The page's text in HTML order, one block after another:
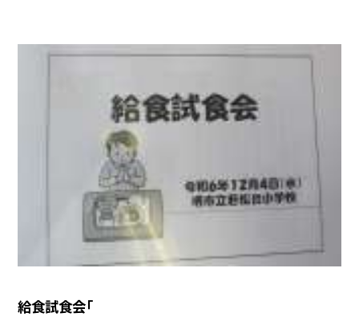
給食試食会「